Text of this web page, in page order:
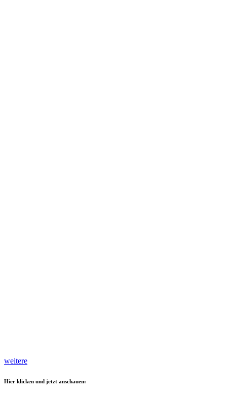
weitere
Hier klicken und jetzt anschauen: